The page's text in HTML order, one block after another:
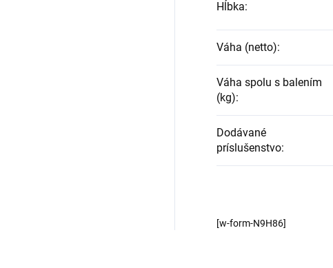
Hĺbka:
Váha (netto):
Váha spolu s balením
(kg):
Dodávané
príslušenstvo:
[w-form-N9H86]